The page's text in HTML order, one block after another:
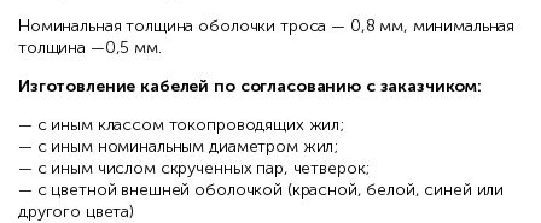
Номинальная толщина оболочки троса — 0,8 мм, минимальная
толщина —0,5 мм.
Изготовление кабелей по согласованию с заказчиком:
— с иным классом токопроводящих жил;
— с иным номинальным диаметром жил;
— с иным числом скрученных пар, четверок;
— с цветной внешней оболочкой (красной, белой, синей или
другого цвета)